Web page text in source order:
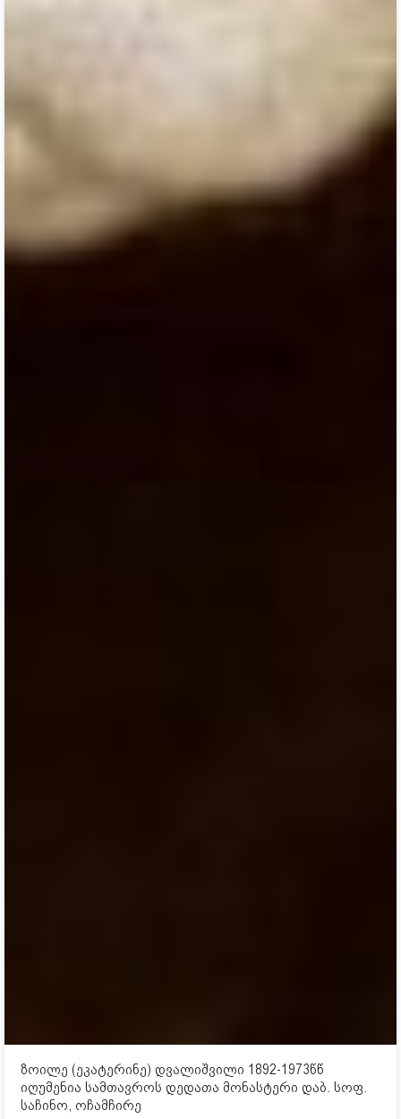
ზოილე (ეკატერინე) დვალიშვილი 1892-1973წწ
იღუმენია სამთავროს დედათა მონასტერი დაბ. სოფ.
საჩინო, ოჩამჩირე